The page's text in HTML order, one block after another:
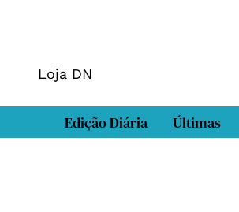
Loja DN
Edição Diária Últimas